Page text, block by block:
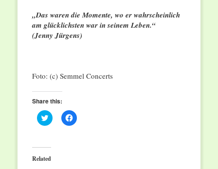
„Das waren die Momente, wo er wahrscheinlich
am glücklichsten war in seinem Leben.“
(Jenny Jürgens)
Foto: (c) Semmel Concerts
Share this:
Click
to
(Opens
in
new
Click
to
Related